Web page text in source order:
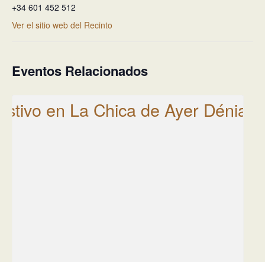
+34 601 452 512
Ver el sitio web del Recinto
Eventos Relacionados